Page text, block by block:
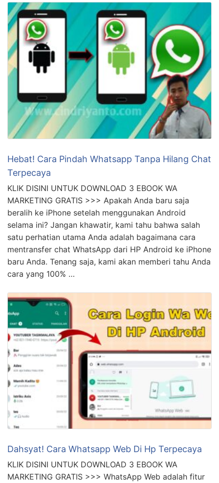
Hebat! Cara Pindah Whatsapp Tanpa Hilang Chat
Terpecaya
KLIK DISINI UNTUK DOWNLOAD 3 EBOOK WA
MARKETING GRATIS >>> Apakah Anda baru saja
beralih ke iPhone setelah menggunakan Android
selama ini? Jangan khawatir, kami tahu bahwa salah
satu perhatian utama Anda adalah bagaimana cara
mentransfer chat WhatsApp dari HP Android ke iPhone
baru Anda. Tenang saja, kami akan memberi tahu Anda
cara yang 100% …
Dahsyat! Cara Whatsapp Web Di Hp Terpecaya
KLIK DISINI UNTUK DOWNLOAD 3 EBOOK WA
MARKETING GRATIS >>> WhatsApp Web adalah fitur